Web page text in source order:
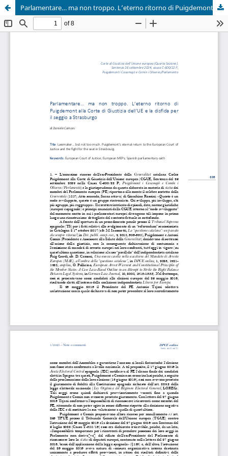
Parlamentare… ma non troppo. L’eterno ritorno di Puigdemont alla Corte di Giustizia dell’UE e la disfida per il seggio a Strasburgo